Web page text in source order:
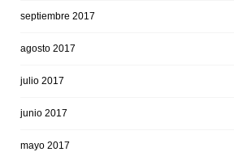
septiembre 2017
agosto 2017
julio 2017
junio 2017
mayo 2017